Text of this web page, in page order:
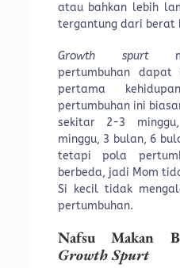
atau bahkan lebih
tergantung dari berat
Growth spurt
pertumbuhan
pertama
pertumbuhan ini
sekitar 2-3
minggu, 3 bulan, 6
tetapi pola
berbeda, jadi Mom
Si kecil tidak
pertumbuhan.
Nafsu Makan
Growth Spurt